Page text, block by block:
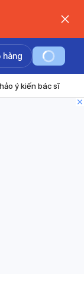
hàng
ý kiến bác sĩ